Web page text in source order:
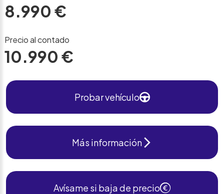
8.990 €
Precio al contado
10.990 €
Probar vehículo
Más información
Avísame si baja de precio